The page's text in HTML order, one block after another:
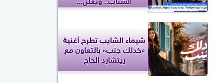
شيماء الشايب تطرح أغنية
«خدلك جنب» بالتعاون مع
ريتشارد الحاج